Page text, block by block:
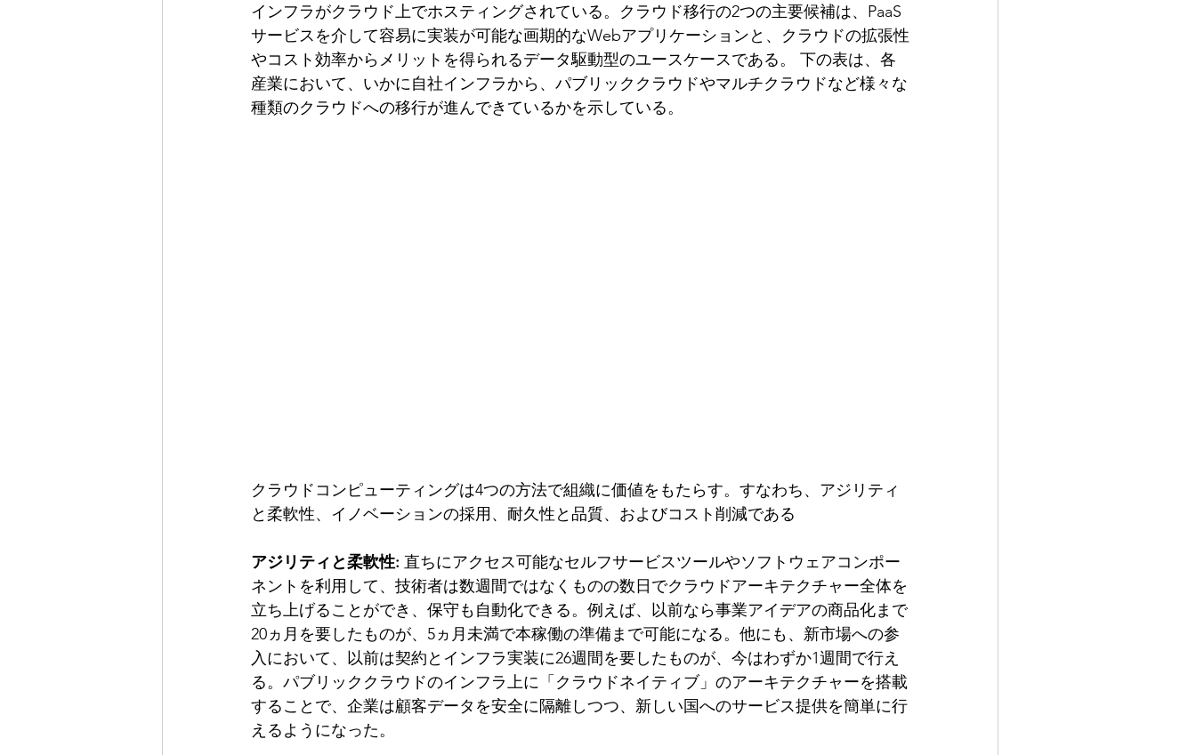
インフラがクラウド上でホスティングされている。クラウド移行の2つの主要候補は、PaaS
サービスを介して容易に実装が可能な画期的なWebアプリケーションと、クラウドの拡張性
やコスト効率からメリットを得られるデータ駆動型のユースケースである。 下の表は、各
産業において、いかに自社インフラから、パブリッククラウドやマルチクラウドなど様々な
種類のクラウドへの移行が進んできているかを示している。
クラウドコンピューティングは4つの方法で組織に価値をもたらす。すなわち、アジリティ
と柔軟性、イノベーションの採用、耐久性と品質、およびコスト削減である
アジリティと柔軟性: 直ちにアクセス可能なセルフサービスツールやソフトウェアコンポー
ネントを利用して、技術者は数週間ではなくものの数日でクラウドアーキテクチャー全体を
立ち上げることができ、保守も自動化できる。例えば、以前なら事業アイデアの商品化まで
20ヵ月を要したものが、5ヵ月未満で本稼働の準備まで可能になる。他にも、新市場への参
入において、以前は契約とインフラ実装に26週間を要したものが、今はわずか1週間で行え
る。パブリッククラウドのインフラ上に「クラウドネイティブ」のアーキテクチャーを搭載
することで、企業は顧客データを安全に隔離しつつ、新しい国へのサービス提供を簡単に行
えるようになった。